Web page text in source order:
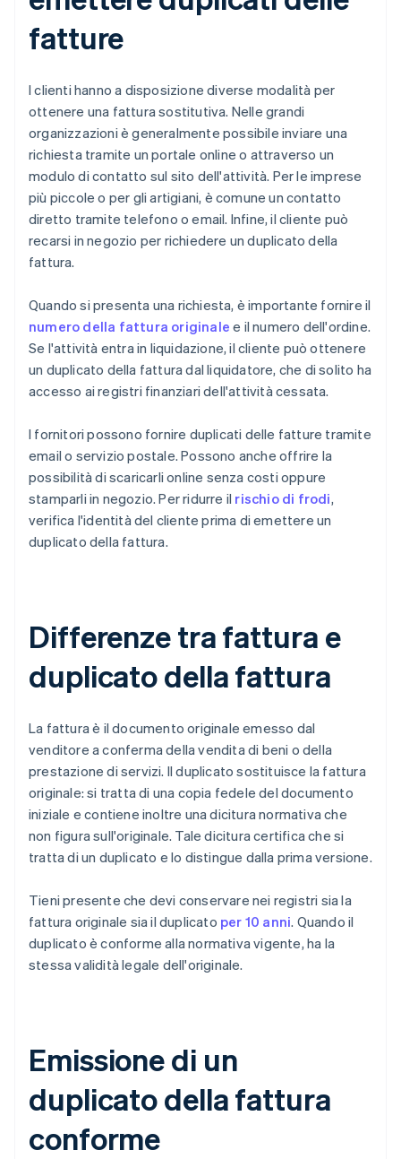
fatture
I clienti hanno a disposizione diverse modalità per
ottenere una fattura sostitutiva. Nelle grandi
organizzazioni è generalmente possibile inviare una
richiesta tramite un portale online o attraverso un
modulo di contatto sul sito dell'attività. Per le imprese
più piccole o per gli artigiani, è comune un contatto
diretto tramite telefono o email. Infine, il cliente può
recarsi in negozio per richiedere un duplicato della
fattura.
Quando si presenta una richiesta, è importante fornire il
numero della fattura originale e il numero dell'ordine.
Se l'attività entra in liquidazione, il cliente può ottenere
un duplicato della fattura dal liquidatore, che di solito ha
accesso ai registri finanziari dell'attività cessata.
I fornitori possono fornire duplicati delle fatture tramite
email o servizio postale. Possono anche offrire la
possibilità di scaricarli online senza costi oppure
stamparli in negozio. Per ridurre il rischio di frodi,
verifica l'identità del cliente prima di emettere un
duplicato della fattura.
Differenze tra fattura e
duplicato della fattura
La fattura è il documento originale emesso dal
venditore a conferma della vendita di beni o della
prestazione di servizi. Il duplicato sostituisce la fattura
originale: si tratta di una copia fedele del documento
iniziale e contiene inoltre una dicitura normativa che
non figura sull'originale. Tale dicitura certifica che si
tratta di un duplicato e lo distingue dalla prima versione.
Tieni presente che devi conservare nei registri sia la
fattura originale sia il duplicato per 10 anni. Quando il
duplicato è conforme alla normativa vigente, ha la
stessa validità legale dell'originale.
Emissione di un
duplicato della fattura
conforme